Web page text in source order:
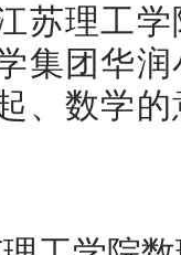
苏理工
集团华
、数学